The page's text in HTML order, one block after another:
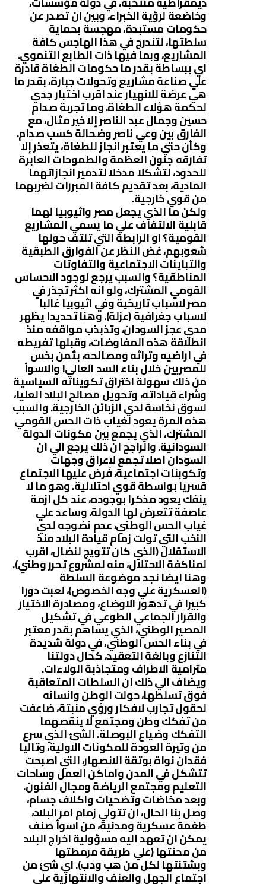
وخاضعة لرؤية الخبراء، وبين ان تصدر عن
حكومات مستبدة، مهجسة بحماية
سلطتها، لتندرج في هذا الهاجس كافة
المشاريع، وبما فيها ذات الطابع التنموي.
اي ببساطة بقدر ما حكومات الطغاة قادرة
علي صناعة مشاريع وتحولات جبارة، بقدر ما
هي عرضة للانهيار عند اقرب اختبار جدي
لحكمة هؤلاء الطغاة. وما تجربة صدام
حسين وجمال عبد الناصر إلا خير مثال، مع
الفارق بين وعي ناصر وضحالة كسب صدام.
وكأن حتي ما يعتبر انجاز للطغاة، يتعذر إلا
تفارقه جنون العظمة والطموحات العابرة
للحدود، لتشكلا مدخلا لتدمير انجازاتهما
المادية، بعد تقديم كافة المبررات لضربهما
من قوي خارجية.
ولكن ما الذي يجعل مصر واثيوبيا لهما
قابلية الالتفاف علي ما يسمي المشاريع
القومية؟ او الرابطة التي تلتف حولها
شعوبهم، غض النظر عن الفوارق الطبقية
والتباينات الاجتماعية والتفاوتات
المناطقية؟ والسبب يرجع لوجود الاحساس
القومي المشترك، ولو انه اكثر تجذر في
مصر لاسباب تاريخية وفي اثيوبيا غالبا
لاسباب جغرافية (عزلة). وهنا تحديدا يظهر
مدي عجز السودان، وتذبذب مواقفه منذ
انطلاقة هذه المفاوضات، وقبلها تفريطه
في اراضيه وتراثه ومصالحه، بثمن بخس
للمصريين خلال بناء السد العالي! والاسوأ
من ذلك سهولة اختراق تكويناته السياسية
وشراء قياداته، وتحويل مصالح البلاد العليا،
لسوق نخاسة لدي الزبائن الخارجية. والسبب
هذه المرة يعود لغياب ذات الحس القومي
المشترك، الذي يجمع بين مكونات الدولة
السودانية. والراجح ان ذلك يرجع الي ان
السودان اصلا تجمع لاعراق وجهات
وتكوبنات اجتماعية، فُرض عليها الاجتماع
قسريا بواسطة قوي احتلالية. وهو ما لا
ينفك يعود مذكرا بوجوده، عند كل ازمة
عاصفة تتعرض لها الدولة. وساعد علي
غياب الحس الوطني، عدم نضوجه لدي
النخب التي تولت زمام قيادة البلاد منذ
الاستقلال (الذي كان تتويج لنضال، اقرب
لمناكفة الاحتلال، منه لمشروع تحرر وطني).
وهنا ايضا نجد موضوعة السلطة
(العسكرية علي وجه الخصوص)، لعبت دورا
كبيرا في تدهور الاوضاع، ومصادرة الاختيار
والقرار الجماعي الطوعي في تشكيل
المصير الوطني، الذي يساهم بقدر معتبر
في بناء الحس الوطني، في دولة شديدة
التنازع وبالغة التعقيد، كحال دولتنا
مترامية الاطراف ومتجاذبة الولاءات.
ويضاف الي ذلك ان السلطات المتعاقبة
فوق تسلطها، حولت الوطن وانسانه
لحقول تجارب لافكار ورؤي منبتة، ضاعفت
من تفكك وطن ومجتمع لا ينقصهما
التفكك وضياع البوصلة. الشئ الذي سرع
من وتيرة العودة للمكونات الاولية، وتاليا
فقدان نواة بوتقة الانصهار، التي اصبحت
تتشكل في المدن واماكن العمل وساحات
التعليم ومجتمع الرياضة ومجال الفنون.
وبعد مخاضات وتضحيات واكلاف جسام،
وصل بنا الحال، ان تتولي زمام امر البلاد،
طغمة عسكرية ومدنية، من اسوأ صنف
يمكن ان تعهد اليه مسؤولية اخراج البلاد
من محنتها (علي طريقة مرمطتها
وبشتنتها لكل من هب ودب). اي شئ من
اجتماع الجهل والعنف والانتهازية علي